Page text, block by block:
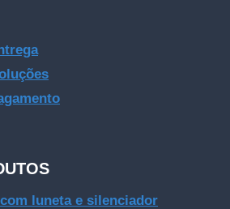
luneta e silenciador